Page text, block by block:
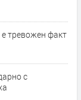
тревожен факт
с